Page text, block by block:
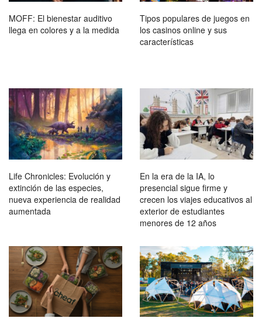
MOFF: El bienestar auditivo
llega en colores y a la medida
Tipos populares de juegos en
los casinos online y sus
características
Life Chronicles: Evolución y
extinción de las especies,
nueva experiencia de realidad
aumentada
En la era de la IA, lo
presencial sigue firme y
crecen los viajes educativos al
exterior de estudiantes
menores de 12 años